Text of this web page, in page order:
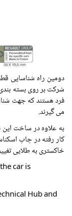
دومین راه شناسایی
شرکت بر روی بسته
فرد هستند که جهت
می گیرند.
به علاوه در ساخت
کار رفته در چاپ
خاکستری به طلایی
car is
Hub and